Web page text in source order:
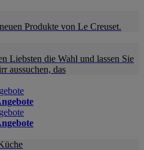
Produkte von Le Creuset.
Liebsten die Wahl und lassen Sie
aussuchen, das